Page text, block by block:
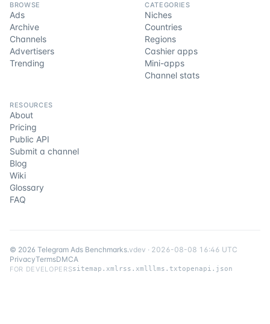
BROWSE
Ads
Archive
Channels
Advertisers
Trending
CATEGORIES
Niches
Countries
Regions
Cashier apps
Mini-apps
Channel stats
RESOURCES
About
Pricing
Public API
Submit a channel
Blog
Wiki
Glossary
FAQ
© 2026 Telegram Ads Benchmarks.vdev · 2026-08-08 16:46 UTC
PrivacyTermsDMCA
FOR DEVELOPERSsitemap.xml rss.xml llms.txtopenapi.json